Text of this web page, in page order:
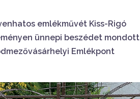
emlékművét Kiss-Rigó
ünnepi beszédet mondott
Emlékpont